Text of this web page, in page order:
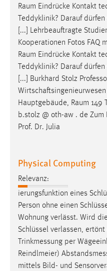
Raum Eindrücke Kontakt
Teddyklinik? Darauf
[...] Lehrbeauftragte
Kooperationen Fotos FAQ
Raum Eindrücke Kontakt
Teddyklinik? Darauf
[...] Burkhard Stolz
Hauptgebäude, Raum 149
b.stolz @ oth-aw . de Zum
Prof. Dr. Julia
Physical Computing
Relevanz:
ierungsfunktion eines
Person ohne einen
Wohnung verlässt. Wird
Schlüssel verlassen, ertönt
Trinkmessung per
Reindlmeier)
mittels Bild- und